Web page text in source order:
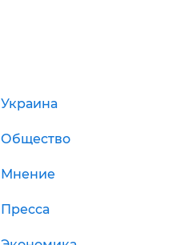
Украина
Общество
Мнение
Пресса